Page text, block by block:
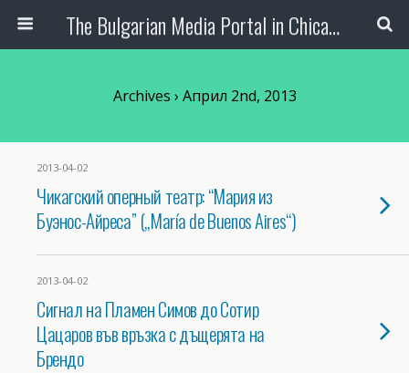
The Bulgarian Media Portal in Chicago
Archives › Април 2nd, 2013
2013-04-02
Чикагский оперный театр: “Мария из
Буэнос-Айреса” („María de Buenos Aires“)
2013-04-02
Сигнал на Пламен Симов до Сотир
Цацаров във връзка с дъщерята на
Брендо